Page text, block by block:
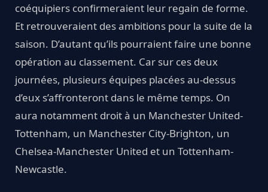
coéquipiers confirmeraient leur regain de forme.
Et retrouveraient des ambitions pour la suite de la
saison. D’autant qu’ils pourraient faire une bonne
opération au classement. Car sur ces deux
journées, plusieurs équipes placées au-dessus
d’eux s’affronteront dans le même temps. On
aura notamment droit à un Manchester United-
Tottenham, un Manchester City-Brighton, un
Chelsea-Manchester United et un Tottenham-
Newcastle.